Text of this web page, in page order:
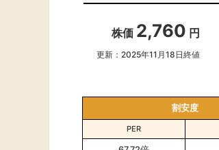
株価 2,760 円
更新：2025年11月18日終値
割安度
PER